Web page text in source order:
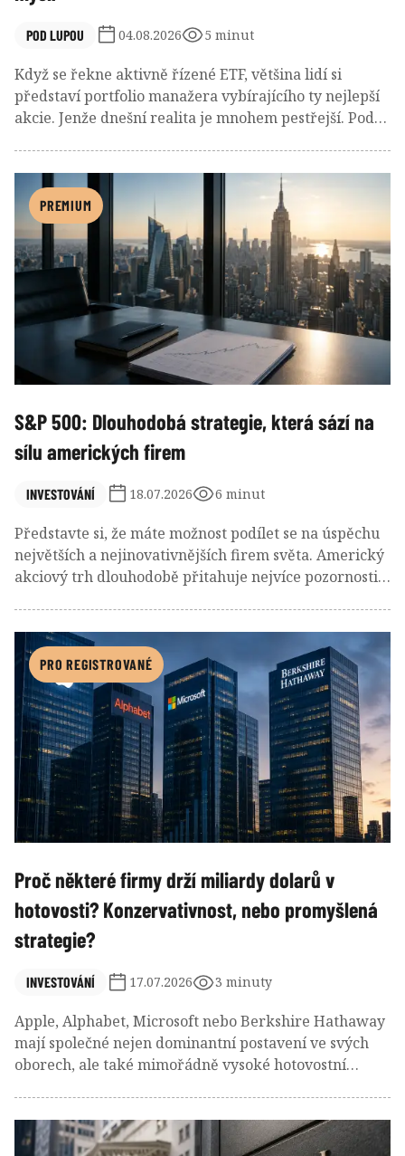
POD LUPOU 04.08.2026 5 minut
Když se řekne aktivně řízené ETF, většina lidí si
představí portfolio manažera vybírajícího ty nejlepší
akcie. Jenže dnešní realita je mnohem pestřejší. Pod
PREMIUM
S&P 500: Dlouhodobá strategie, která sází na
sílu amerických firem
INVESTOVÁNÍ 18.07.2026 6 minut
Představte si, že máte možnost podílet se na úspěchu
největších a nejinovativnějších firem světa. Americký
akciový trh dlouhodobě přitahuje nejvíce pozornosti
průkopníků ve zdravotnictví a silných finančních
institucí, které udávají tempo globální ekonomiky.
PRO REGISTROVANÉ
Proč některé firmy drží miliardy dolarů v
hotovosti? Konzervativnost, nebo promyšlená
strategie?
INVESTOVÁNÍ 17.07.2026 3 minuty
Apple, Alphabet, Microsoft nebo Berkshire Hathaway
mají společné nejen dominantní postavení ve svých
oborech, ale také mimořádně vysoké hotovostní
nebo rozdělit mezi akcionáře.